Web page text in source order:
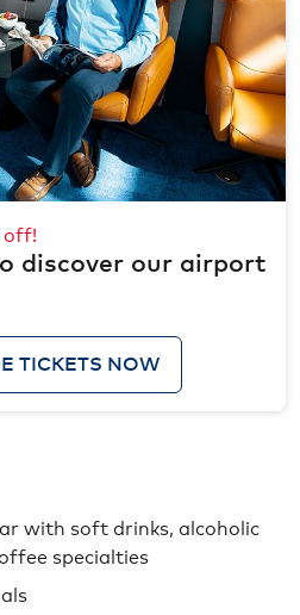
discover our airport
off!
TICKETS NOW
with soft drinks, alcoholic
specialties